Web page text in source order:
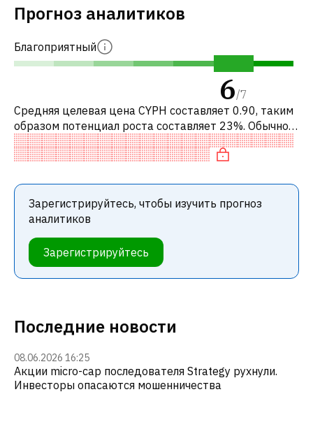
Последние новости
08.06.2026 16:25
Акции micro-cap последователя Strategy рухнули.
Инвесторы опасаются мошенничества
Прогноз аналитиков
Благоприятный
6/7
Средняя целевая цена CYPH составляет 0.90, таким
образом потенциал роста составляет 23%. Обычно
это означает рекомендацию «ПОКУПАТЬ» среди
инвестиционных компаний или рек
Зарегистрируйтесь, чтобы изучить прогноз
аналитиков
Зарегистрируйтесь